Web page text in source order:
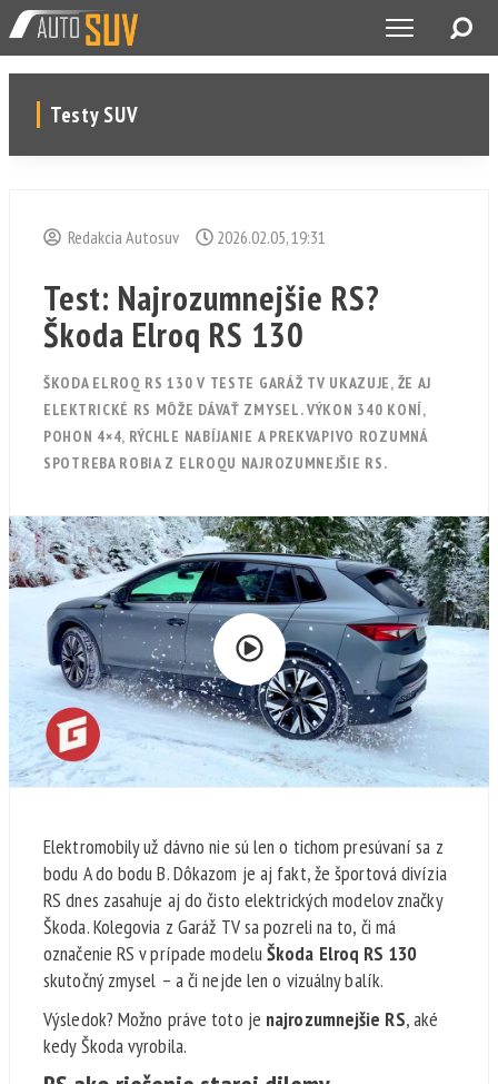
Testy SUV
Redakcia Autosuv 2026.02.05, 19:31
Test: Najrozumnejšie RS?
Škoda Elroq RS 130
ŠKODA ELROQ RS 130 V TESTE GARÁŽ TV UKAZUJE, ŽE AJ
ELEKTRICKÉ RS MÔŽE DÁVAŤ ZMYSEL. VÝKON 340 KONÍ,
POHON 4×4, RÝCHLE NABÍJANIE A PREKVAPIVO ROZUMNÁ
SPOTREBA ROBIA Z ELROQU NAJROZUMNEJŠIE RS.
Elektromobily už dávno nie sú len o tichom presúvaní sa z
bodu A do bodu B. Dôkazom je aj fakt, že športová divízia
RS dnes zasahuje aj do čisto elektrických modelov značky
Škoda. Kolegovia z Garáž TV sa pozreli na to, či má
označenie RS v prípade modeluŠkoda Elroq RS 130
skutočný zmysel – a či nejde len o vizuálny balík.
Výsledok? Možno práve toto je najrozumnejšie RS, aké
kedy Škoda vyrobila.